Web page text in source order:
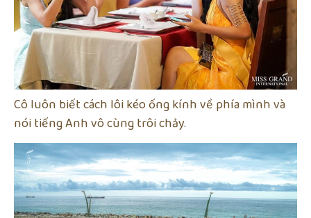
Cô luôn biết cách lôi kéo ống kính về phía mình và
nói tiếng Anh vô cùng trôi chảy.